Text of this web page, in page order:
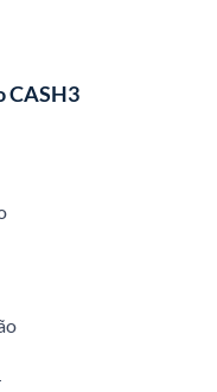
CASH3